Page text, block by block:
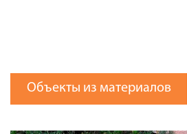
Объекты из материалов